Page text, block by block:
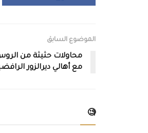
الموضوع السابق
محاولات حثيثة من
مع أهالي ديرالزور
🧐